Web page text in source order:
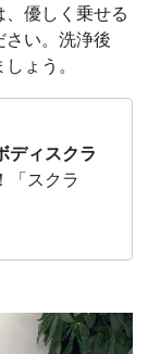
、優しく乗せる
さい。洗浄後
ょう。
ディスクラ
「スクラ